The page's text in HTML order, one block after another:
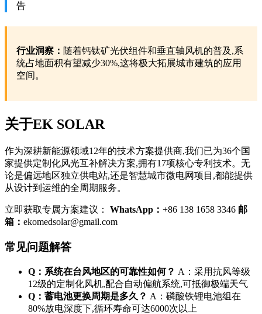
告
行业洞察： 随着钙钛矿光伏组件和垂直轴风机的普及,系
统占地面积有望减少30%,这将极大拓展城市建筑的应用
空间。
关于EK SOLAR
作为深耕新能源领域12年的技术方案提供商,我们已为36个国
家提供定制化风光互补解决方案,拥有17项核心专利技术。无
论是偏远地区独立供电站,还是智慧城市微电网项目,都能提供
从设计到运维的全周期服务。
立即获取专属方案建议： WhatsApp： +86 138 1658 3346 邮
箱： ekomedsolar@gmail.com
常见问题解答
Q：系统在台风地区的可靠性如何？ A：采用抗风等级
12级的定制化风机,配合自动偏航系统,可抵御极端天气
Q：蓄电池更换周期是多久？ A：磷酸铁锂电池组在
80%放电深度下,循环寿命可达6000次以上